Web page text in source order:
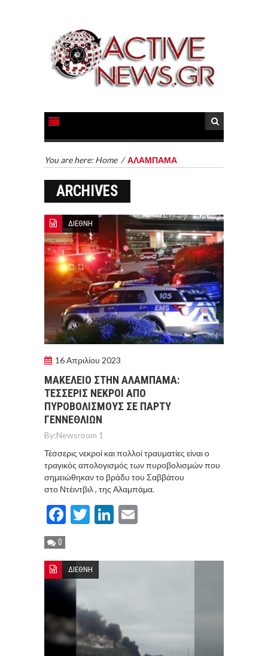
You are here: Home /ΑΛΑΜΠΑΜΑ
ARCHIVES
ΔΙΕΘΝΗ
16 Απριλίου 2023
ΜΑΚΕΛΕΙΟ ΣΤΗΝ ΑΛΑΜΠΑΜΑ:
ΤΕΣΣΕΡΙΣ ΝΕΚΡΟΙ ΑΠΟ
ΠΥΡΟΒΟΛΙΣΜΟΥΣ ΣΕ ΠΑΡΤΥ
ΓΕΝΝΕΘΛΙΩΝ
By:Newsroom 1
Τέσσερις νεκροί και πολλοί τραυματίες είναι ο
τραγικός απολογισμός των πυροβολισμών που
σημειώθηκαν το βράδυ του Σαββάτου
στο Ντέιντβιλ , της Αλαμπάμα.
Facebook
TwitterLinkedIn
0
ΔΙΕΘΝΗ